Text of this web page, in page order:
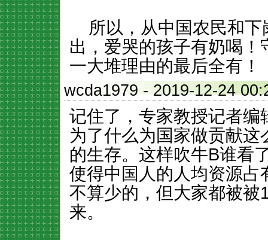
所以，从中国农民和下
出，爱哭的孩子有奶喝
一大堆理由的最后全有！
wcda1979 - 2019-12-24
记住了，专家教授记者
为了什么为国家做贡献
的生存。这样吹牛B谁看
使得中国人的人均资源
不算少的，但大家都被
来。